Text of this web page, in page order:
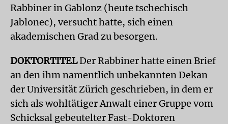
Rabbiner in Gablonz (heute tschechisch
Jablonec), versucht hatte, sich einen
akademischen Grad zu besorgen.
DOKTORTITELDer Rabbiner hatte einen Brief
an den ihm namentlich unbekannten Dekan
der Universität Zürich geschrieben, in dem er
sich als wohltätiger Anwalt einer Gruppe vom
Schicksal gebeutelter Fast-Doktoren